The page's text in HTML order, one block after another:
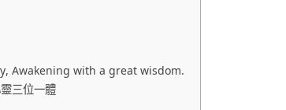
Awakening with a great wisdom.
三位一體